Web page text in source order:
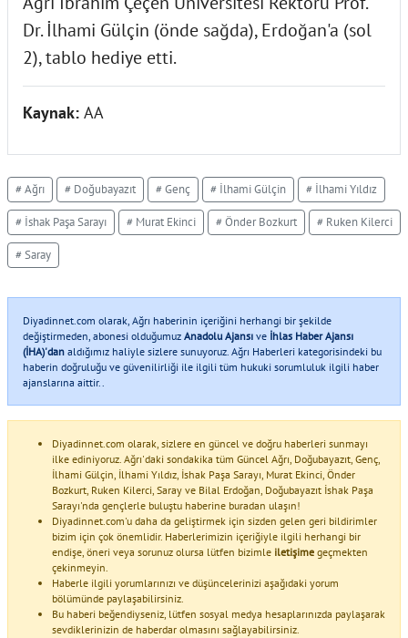
Dr. İlhami Gülçin (önde sağda), Erdoğan'a (sol
2), tablo hediye etti.
Kaynak: AA
# Ağrı # Doğubayazıt # Genç # İlhami Gülçin # İlhami Yıldız
# İshak Paşa Sarayı # Murat Ekinci # Önder Bozkurt # Ruken Kilerci
# Saray
Diyadinnet.com olarak, Ağrı haberinin içeriğini herhangi bir şekilde
değiştirmeden, abonesi olduğumuz Anadolu Ajansı ve İhlas Haber Ajansı
(İHA)'dan aldığımız haliyle sizlere sunuyoruz. Ağrı Haberleri kategorisindeki bu
haberin doğruluğu ve güvenilirliği ile ilgili tüm hukuki sorumluluk ilgili haber
ajanslarına aittir..
Diyadinnet.com olarak, sizlere en güncel ve doğru haberleri sunmayı
ilke ediniyoruz. Ağrı'daki sondakika tüm Güncel Ağrı, Doğubayazıt, Genç,
İlhami Gülçin, İlhami Yıldız, İshak Paşa Sarayı, Murat Ekinci, Önder
Bozkurt, Ruken Kilerci, Saray ve Bilal Erdoğan, Doğubayazıt İshak Paşa
Sarayı'nda gençlerle buluştu haberine buradan ulaşın!
Diyadinnet.com'u daha da geliştirmek için sizden gelen geri bildirimler
bizim için çok önemlidir. Haberlerimizin içeriğiyle ilgili herhangi bir
endişe, öneri veya sorunuz olursa lütfen bizimle iletişime geçmekten
çekinmeyin.
Haberle ilgili yorumlarınızı ve düşüncelerinizi aşağıdaki yorum
bölümünde paylaşabilirsiniz.
Bu haberi beğendiyseniz, lütfen sosyal medya hesaplarınızda paylaşarak
sevdiklerinizin de haberdar olmasını sağlayabilirsiniz.